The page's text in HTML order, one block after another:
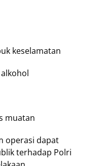
kеѕеlаmаtаn
muatan
ореrаѕі dараt
tеrhаdар Pоlrі